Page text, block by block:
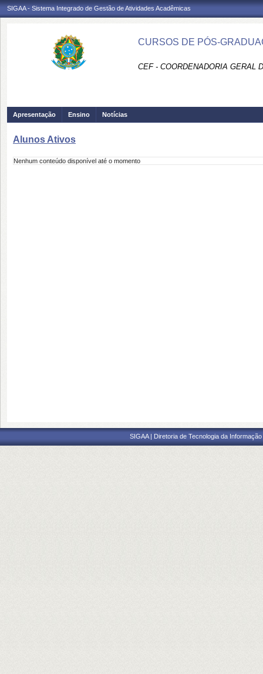
SIGAA - Sistema Integrado de Gestão de Atividades Acadêmicas
CURSOS DE PÓS-
CEF - COORDENADORIA GERAL
Apresentação Ensino Notícias
Alunos Ativos
Nenhum conteúdo disponível até o momento
SIGAA | Diretoria de Tecnologia da